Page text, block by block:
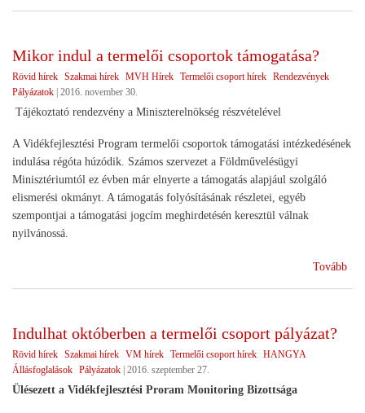
Mikor indul a termelői csoportok támogatása?
Rövid hírek Szakmai hírek MVH Hírek Termelői csoport hírek Rendezvények
Pályázatok 2016. november 30.
Tájékoztató rendezvény a Miniszterelnökség részvételével
A Vidékfejlesztési Program termelői csoportok támogatási intézkedésének
indulása régóta húzódik. Számos szervezet a Földművelésügyi
Minisztériumtól ez évben már elnyerte a támogatás alapjául szolgáló
elismerési okmányt. A támogatás folyósításának részletei, egyéb
szempontjai a támogatási jogcím meghirdetésén keresztül válnak
nyilvánossá.
Tovább
Indulhat októberben a termelői csoport pályázat?
Rövid hírek Szakmai hírek VM hírek Termelői csoport hírek HANGYA
Állásfoglalások Pályázatok 2016. szeptember 27.
Ülésezett a Vidékfejlesztési Proram Monitoring Bizottsága